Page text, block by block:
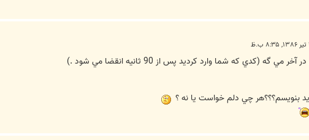
(كدي كه شما وارد كرديد پس از 90 ثانيه انقضا مي شود .)
بنويسم؟؟؟هر چي دلم خواست يا نه ؟